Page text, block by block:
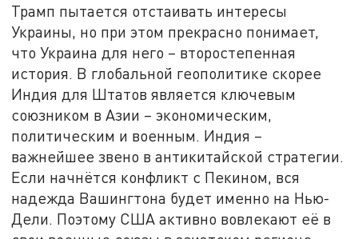
Трамп пытается отстаивать интересы
Украины, но при этом прекрасно понимает,
что Украина для него – второстепенная
история. В глобальной геополитике скорее
Индия для Штатов является ключевым
союзником в Азии – экономическим,
политическим и военным. Индия –
важнейшее звено в антикитайской стратегии.
Если начнётся конфликт с Пекином, вся
надежда Вашингтона будет именно на Нью-
Дели. Поэтому США активно вовлекают её в